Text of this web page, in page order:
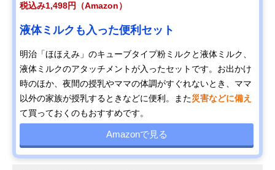
税込み1,498円（Amazon）
液体ミルクも入った便利セット
明治「ほほえみ」のキューブタイプ粉ミルクと液体ミルク、
液体ミルクのアタッチメントが入ったセットです。お出かけ
時のほか、夜間の授乳やママの体調がすぐれないとき、ママ
以外の家族が授乳するときなどに便利。また災害などに備え
て買っておくのもおすすめです。
Amazonで見る